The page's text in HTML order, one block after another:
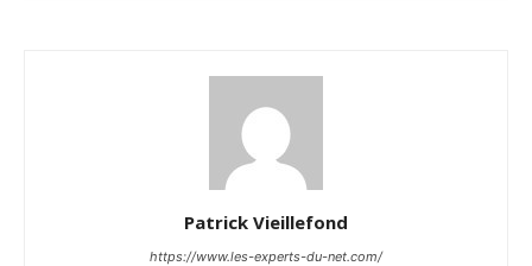
Patrick Vieillefond
https://www.les-experts-du-net.com/